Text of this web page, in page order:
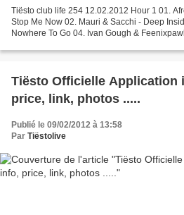
Tiësto club life 254 12.02.2012 Hour 1 01.
Stop Me Now 02. Mauri & Sacchi - Deep
Nowhere To Go 04. Ivan Gough &
Tiësto Officielle Application
price, link, photos .....
Publié le 09/02/2012 à 13:58
Par Tiëstolive